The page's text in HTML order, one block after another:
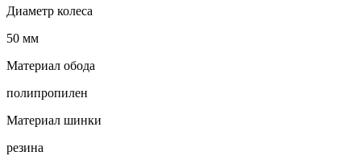
Диаметр колеса
50 мм
Материал обода
полипропилен
Материал шинки
резина